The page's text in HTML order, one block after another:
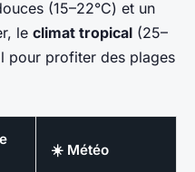
(15–22°C) et un
le climat tropical (25–
pour profiter des plages
☀️ Météo